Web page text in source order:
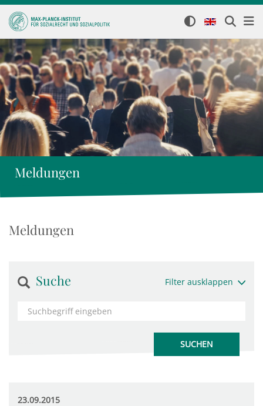
Meldungen
Meldungen
Suche Filter ausklappen
23.09.2015